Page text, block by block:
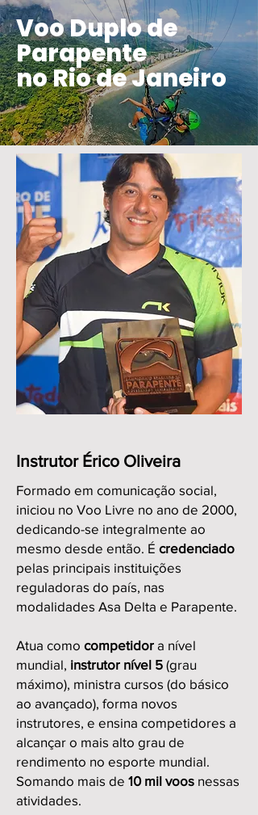
Instrutor Érico Oliveira
Formado em comunicação social,
iniciou no Voo Livre no ano de 2000,
dedicando-se integralmente ao
mesmo desde então. É credenciado
pelas principais instituições
reguladoras do país, nas
modalidades Asa Delta e Parapente.
Atua como competidor a nível
mundial, instrutor nível 5 (grau
máximo), ministra cursos (do básico
ao avançado), forma novos
instrutores, e ensina competidores a
alcançar o mais alto grau de
rendimento no esporte mundial.
Somando mais de 10 mil voos nessas
atividades.
Voo Duplo de
Parapente
no Rio de Janeiro